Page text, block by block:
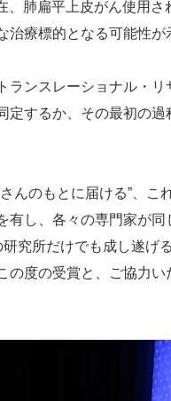
、肺扁平上皮がん使用
治療標的となる可能性が
ランスレーショナル・
定するか、その最初の
んのもとに届ける”、
有し、各々の専門家が
究所だけでも成し遂げ
の度の受賞と、ご協力